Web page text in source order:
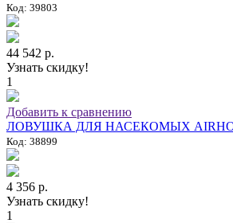
Код: 39803
44 542 р.
Узнать скидку!
1
Добавить к сравнению
ЛОВУШКА ДЛЯ НАСЕКОМЫХ
Код: 38899
4 356 р.
Узнать скидку!
1